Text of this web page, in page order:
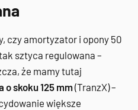
czy amortyzator i opony 50
sztyca regulowana –
że mamy tutaj
o skoku 125 mm(TranzX) –
większe